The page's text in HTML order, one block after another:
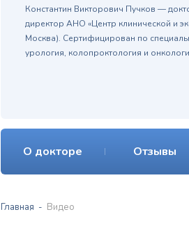
Константин Викторович Пучков —
директор АНО «Центр клинической и
Москва). Сертифицирован по
урология, колопроктология и
О докторе Отзывы
Главная Видео